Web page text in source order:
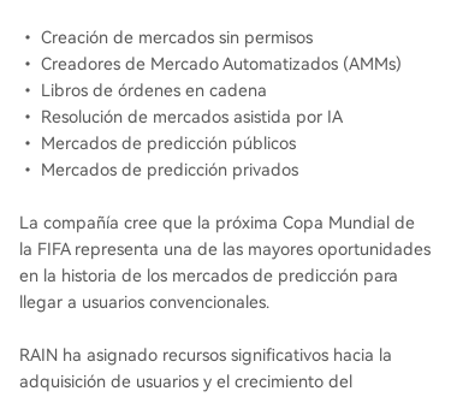
• Creación de mercados sin permisos
• Creadores de Mercado Automatizados (AMMs)
• Libros de órdenes en cadena
• Resolución de mercados asistida por IA
• Mercados de predicción públicos
• Mercados de predicción privados
La compañía cree que la próxima Copa Mundial de
la FIFA representa una de las mayores oportunidades
en la historia de los mercados de predicción para
llegar a usuarios convencionales.
RAIN ha asignado recursos significativos hacia la
adquisición de usuarios y el crecimiento del